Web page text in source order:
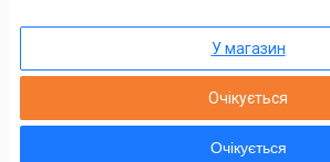
У магазин
Очікується
Очікується